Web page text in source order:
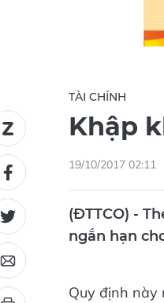
TÀI CHÍNH
Khập
19/10/2017 02:11
(ĐTTCO) -
ngắn hạn
Quy định này